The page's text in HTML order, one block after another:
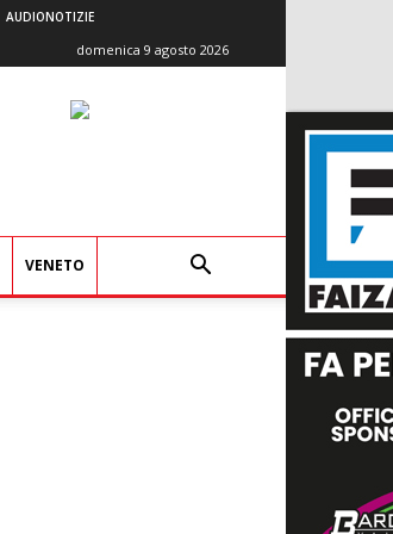
AUDIONOTIZIE
domenica 9 agosto 2026
VENETO